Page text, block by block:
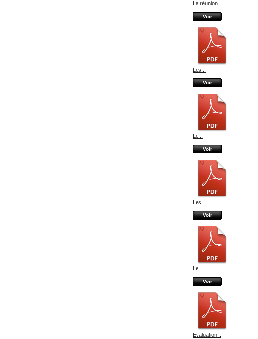
La réunion
Voir
Les...
Voir
Le...
Voir
Les...
Voir
Le...
Voir
Evaluation...